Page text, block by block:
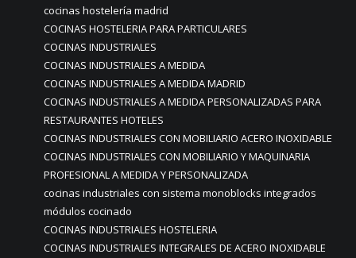
cocinas hostelería madrid
COCINAS HOSTELERIA PARA PARTICULARES
COCINAS INDUSTRIALES
COCINAS INDUSTRIALES A MEDIDA
COCINAS INDUSTRIALES A MEDIDA MADRID
COCINAS INDUSTRIALES A MEDIDA PERSONALIZADAS PARA
RESTAURANTES HOTELES
COCINAS INDUSTRIALES CON MOBILIARIO ACERO INOXIDABLE
COCINAS INDUSTRIALES CON MOBILIARIO Y MAQUINARIA
PROFESIONAL A MEDIDA Y PERSONALIZADA
cocinas industriales con sistema monoblocks integrados
módulos cocinado
COCINAS INDUSTRIALES HOSTELERIA
COCINAS INDUSTRIALES INTEGRALES DE ACERO INOXIDABLE